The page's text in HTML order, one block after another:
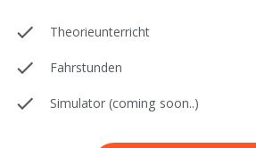
Theorieunterricht
Fahrstunden
Simulator (coming soon..)